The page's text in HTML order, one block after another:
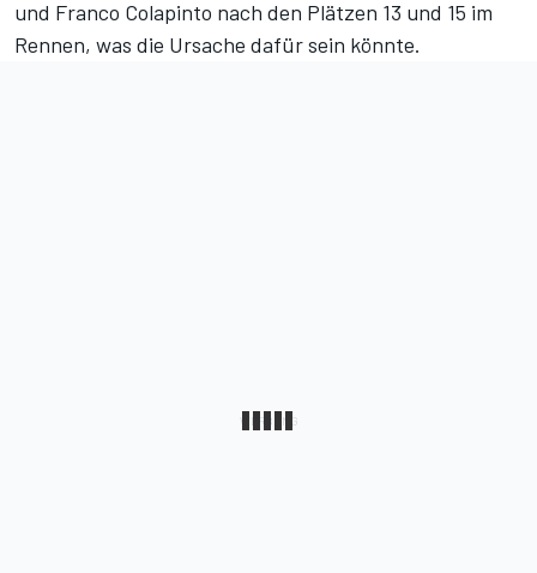
und Franco Colapinto nach den Plätzen 13 und 15 im
Rennen, was die Ursache dafür sein könnte.